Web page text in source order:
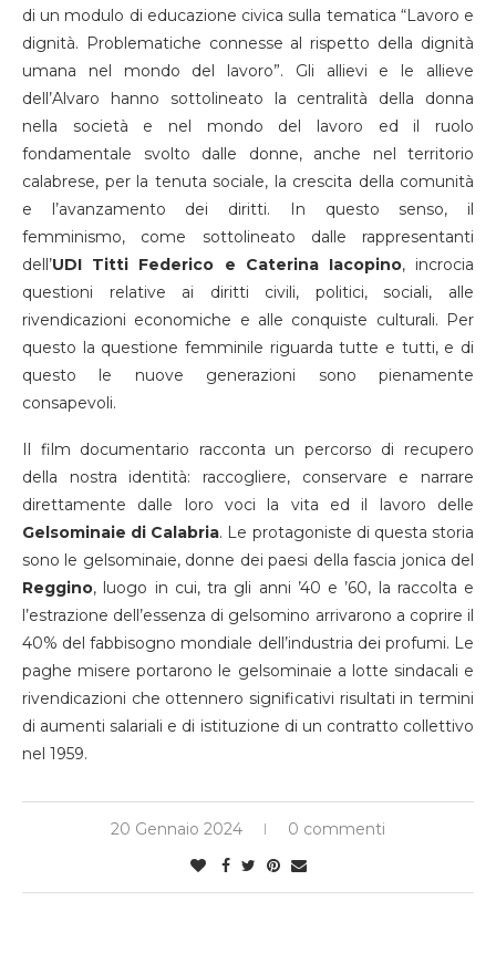
di un modulo di educazione civica sulla tematica “Lavoro e
dignità. Problematiche connesse al rispetto della dignità
umana nel mondo del lavoro”. Gli allievi e le allieve
dell’Alvaro hanno sottolineato la centralità della donna
nella società e nel mondo del lavoro ed il ruolo
fondamentale svolto dalle donne, anche nel territorio
calabrese, per la tenuta sociale, la crescita della comunità
e l’avanzamento dei diritti. In questo senso, il
femminismo, come sottolineato dalle rappresentanti
dell’UDI Titti Federico e Caterina Iacopino, incrocia
questioni relative ai diritti civili, politici, sociali, alle
rivendicazioni economiche e alle conquiste culturali. Per
questo la questione femminile riguarda tutte e tutti, e di
questo le nuove generazioni sono pienamente
consapevoli.
Il film documentario racconta un percorso di recupero
della nostra identità: raccogliere, conservare e narrare
direttamente dalle loro voci la vita ed il lavoro delle
Gelsominaie di Calabria. Le protagoniste di questa storia
sono le gelsominaie, donne dei paesi della fascia jonica del
Reggino, luogo in cui, tra gli anni ’40 e ’60, la raccolta e
l’estrazione dell’essenza di gelsomino arrivarono a coprire il
40% del fabbisogno mondiale dell’industria dei profumi. Le
paghe misere portarono le gelsominaie a lotte sindacali e
rivendicazioni che ottennero significativi risultati in termini
di aumenti salariali e di istituzione di un contratto collettivo
nel 1959.
20 Gennaio 2024 0 commenti